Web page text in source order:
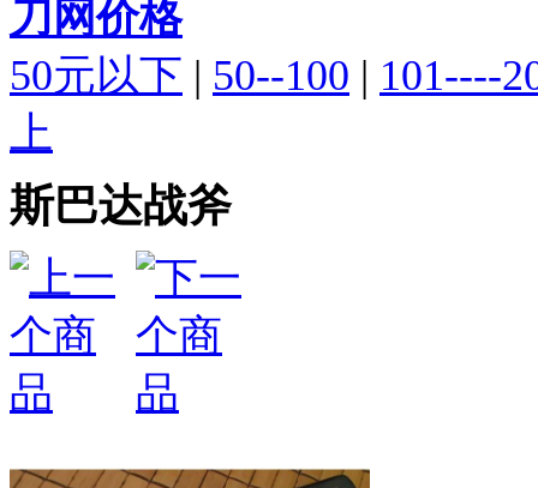
刀网价格
50元以下 | 50--100 | 101----
上
斯巴达战斧